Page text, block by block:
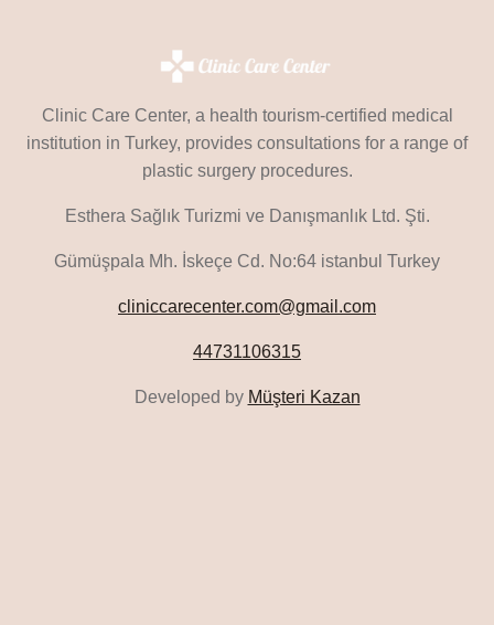
PREȚ
2025
Clinic Care Center, a health tourism-certified medical
institution in Turkey, provides consultations for a range of
plastic surgery procedures.
Esthera Sağlık Turizmi ve Danışmanlık Ltd. Şti.
Gümüşpala Mh. İskeçe Cd. No:64 istanbul Turkey
cliniccarecenter.com@gmail.com
44731106315
Developed by Müşteri Kazan